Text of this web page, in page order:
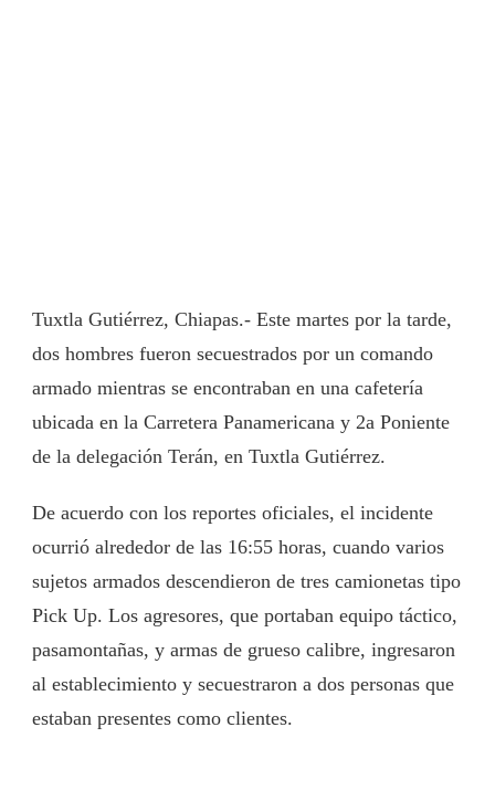
Tuxtla Gutiérrez, Chiapas.- Este martes por la tarde,
dos hombres fueron secuestrados por un comando
armado mientras se encontraban en una cafetería
ubicada en la Carretera Panamericana y 2a Poniente
de la delegación Terán, en Tuxtla Gutiérrez.
De acuerdo con los reportes oficiales, el incidente
ocurrió alrededor de las 16:55 horas, cuando varios
sujetos armados descendieron de tres camionetas tipo
Pick Up. Los agresores, que portaban equipo táctico,
pasamontañas, y armas de grueso calibre, ingresaron
al establecimiento y secuestraron a dos personas que
estaban presentes como clientes.